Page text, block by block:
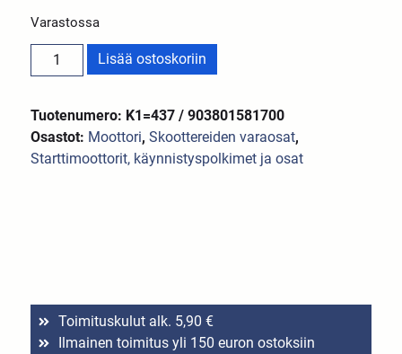
Varastossa
Lisää ostoskoriin
Tuotenumero: K1=437 / 903801581700
Osastot: Moottori,Skoottereiden varaosat,
Starttimoottorit, käynnistyspolkimet ja osat
Toimituskulut alk. 5,90 €
Ilmainen toimitus yli 150 euron ostoksiin